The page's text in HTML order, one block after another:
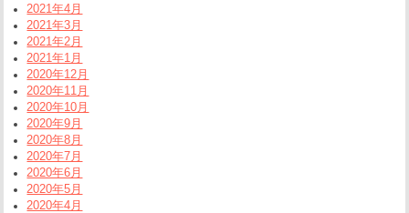
2021年4月
2021年3月
2021年2月
2021年1月
2020年12月
2020年11月
2020年10月
2020年9月
2020年8月
2020年7月
2020年6月
2020年5月
2020年4月